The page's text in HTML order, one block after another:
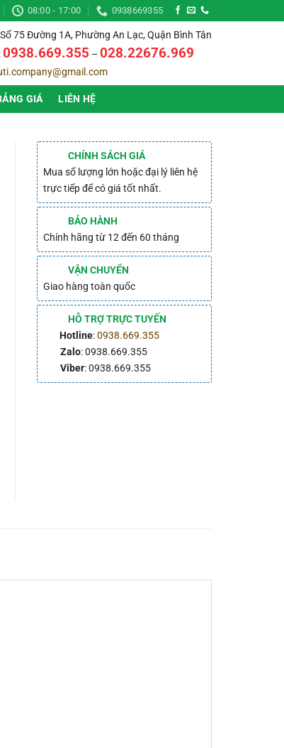
08:00 - 17:00 0938669355
Số 75 Đường 1A, Phường An Lạc, Quận Bình Tân
:0938.669.355 – 028.22676.969
GIÁ LIÊN HỆ
CHÍNH SÁCH GIÁ
Mua số lượng lớn hoặc đại lý liên hệ
trực tiếp để có giá tốt nhất.
BẢO HÀNH
Chính hãng từ 12 đến 60 tháng
VẬN CHUYỂN
Giao hàng toàn quốc
HỖ TRỢ TRỰC TUYẾN
Hotline:0938.669.355
Zalo: 0938.669.355
Viber: 0938.669.355